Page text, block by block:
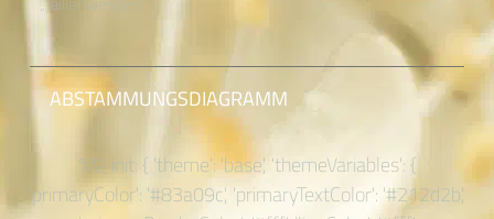
ABSTAMMUNGSDIAGRAMM
%%{ init: { 'theme': 'base', 'themeVariables': {
'primaryColor': '#83a09c', 'primaryTextColor': '#212d2b',